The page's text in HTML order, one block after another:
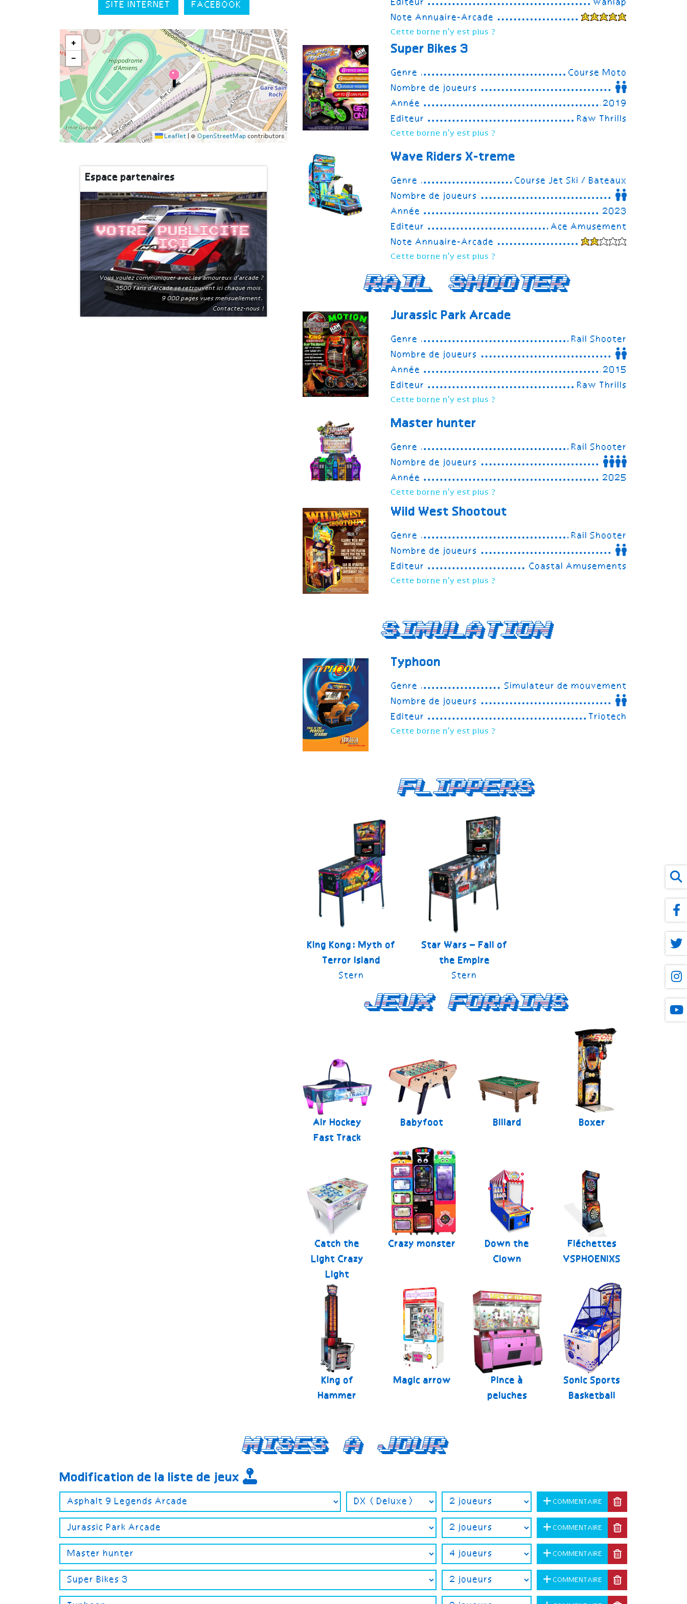
SITE INTERNET FACEBOOK
+
−
Leaflet © OpenStreetMap contributors
Espace partenaires
Votre publicite
ici
Vous voulez communiquer avec les amoureux d'arcade ?
3500 fans d'arcade se retrouvent ici chaque mois.
9 000 pages vues mensuellement.
Contactez-nous !
Editeur
Wahlap
Note Annuaire-Arcade
Cette borne n'y est plus ?
Super Bikes 3
Genre
Course Moto
Nombre de joueurs
Année
2019
Editeur
Raw Thrills
Cette borne n'y est plus ?
Wave Riders X-treme
Genre
Course Jet Ski / Bateaux
Nombre de joueurs
Année
2023
Editeur
Ace Amusement
Note Annuaire-Arcade
Cette borne n'y est plus ?
Rail Shooter
Jurassic Park Arcade
Genre
Rail Shooter
Nombre de joueurs
Année
2015
Editeur
Raw Thrills
Cette borne n'y est plus ?
Master hunter
Genre
Rail Shooter
Nombre de joueurs
Année
2025
Cette borne n'y est plus ?
Wild West Shootout
Genre
Rail Shooter
Nombre de joueurs
Editeur
Coastal Amusements
Cette borne n'y est plus ?
Simulation
Typhoon
Genre
Simulateur de mouvement
Nombre de joueurs
Editeur
Triotech
Cette borne n'y est plus ?
Flippers
King Kong: Myth of
Terror Island
Stern
Star Wars – Fall of
the Empire
Stern
Jeux forains
Air Hockey
Fast Track
Babyfoot Billard Boxer
Catch the
Light Crazy
Light
Crazy monster
Down the
Clown
Fléchettes
VSPHOENIXS
King of
Hammer
Magic arrow
Pince à
peluches
Sonic Sports
Basketball
Mises a jour
Modification de la liste de jeux
COMMENTAIRE
COMMENTAIRE
COMMENTAIRE
COMMENTAIRE